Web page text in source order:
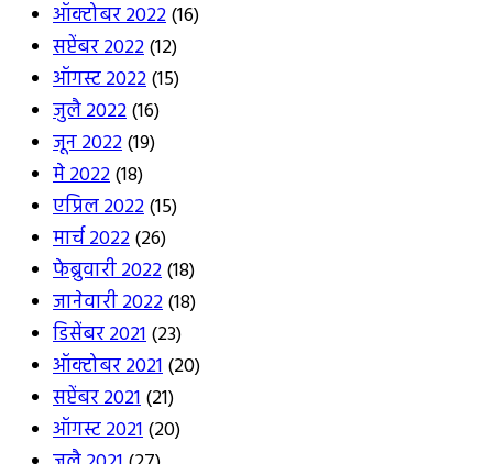
ऑक्टोबर 2022(16)
सप्टेंबर 2022(12)
ऑगस्ट 2022(15)
जुलै 2022(16)
जून 2022(19)
मे 2022(18)
एप्रिल 2022(15)
मार्च 2022(26)
फेब्रुवारी 2022(18)
जानेवारी 2022(18)
डिसेंबर 2021(23)
ऑक्टोबर 2021(20)
सप्टेंबर 2021(21)
ऑगस्ट 2021(20)